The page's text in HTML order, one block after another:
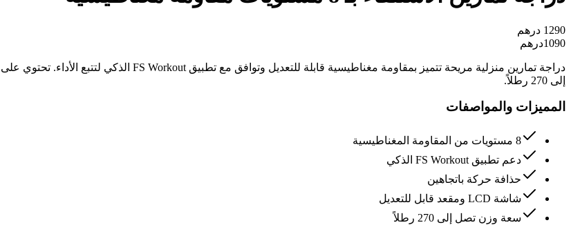
1290 درهم
1090درهم
إلى 270 رطلاً.
المميزات والمواصفات
8 مستويات من المقاومة المغناطيسية
دعم تطبيق FS Workout الذكي
حذافة حركة باتجاهين
شاشة LCD ومقعد قابل للتعديل
سعة وزن تصل إلى 270 رطلاً